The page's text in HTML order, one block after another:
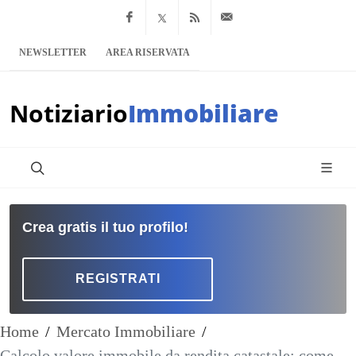
Facebook
x.com Feed RSS
NEWSLETTER AREA RISERVATA
NotiziarioImmobiliare
Crea gratis il tuo profilo!
REGISTRATI
Home / Mercato Immobiliare /